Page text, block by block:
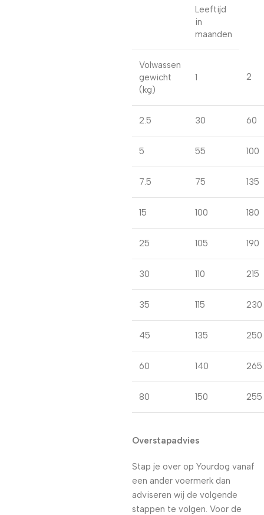
Leeftijd
in
maanden
Volwassen
gewicht
(kg)
1 2
2.5 30 60
5 55 100
7.5 75 135
15 100 180
25 105 190
30 110 215
35 115 230
45 135 250
60 140 265
80 150 255
Overstapadvies
Stap je over op Yourdog vanaf
een ander voermerk dan
adviseren wij de volgende
stappen te volgen. Voor de